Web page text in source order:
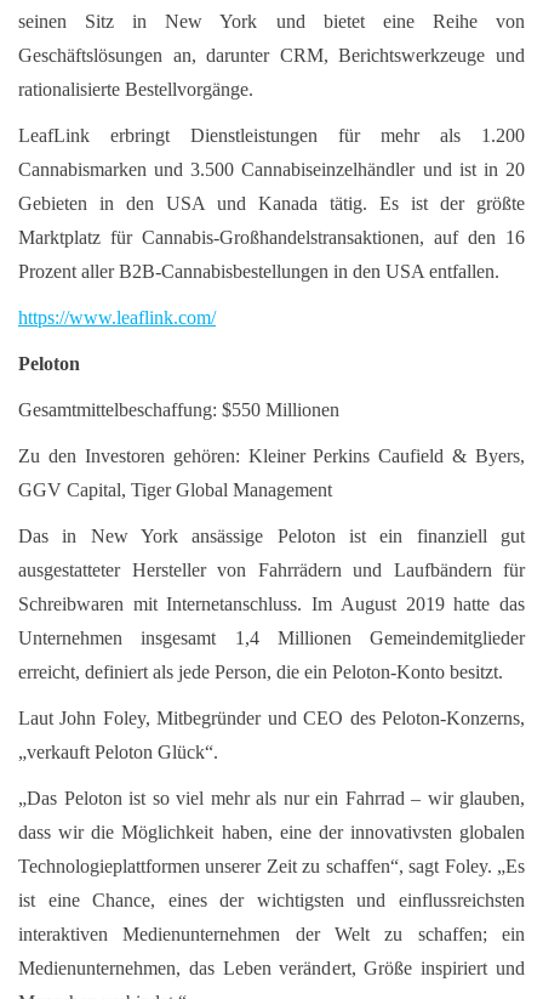
seinen Sitz in New York und bietet eine Reihe von
Geschäftslösungen an, darunter CRM, Berichtswerkzeuge und
rationalisierte Bestellvorgänge.
LeafLink erbringt Dienstleistungen für mehr als 1.200
Cannabismarken und 3.500 Cannabiseinzelhändler und ist in 20
Gebieten in den USA und Kanada tätig. Es ist der größte
Marktplatz für Cannabis-Großhandelstransaktionen, auf den 16
Prozent aller B2B-Cannabisbestellungen in den USA entfallen.
https://www.leaflink.com/
Peloton
Gesamtmittelbeschaffung: $550 Millionen
Zu den Investoren gehören: Kleiner Perkins Caufield & Byers,
GGV Capital, Tiger Global Management
Das in New York ansässige Peloton ist ein finanziell gut
ausgestatteter Hersteller von Fahrrädern und Laufbändern für
Schreibwaren mit Internetanschluss. Im August 2019 hatte das
Unternehmen insgesamt 1,4 Millionen Gemeindemitglieder
erreicht, definiert als jede Person, die ein Peloton-Konto besitzt.
Laut John Foley, Mitbegründer und CEO des Peloton-Konzerns,
„verkauft Peloton Glück“.
„Das Peloton ist so viel mehr als nur ein Fahrrad – wir glauben,
dass wir die Möglichkeit haben, eine der innovativsten globalen
Technologieplattformen unserer Zeit zu schaffen“, sagt Foley. „Es
ist eine Chance, eines der wichtigsten und einflussreichsten
interaktiven Medienunternehmen der Welt zu schaffen; ein
Medienunternehmen, das Leben verändert, Größe inspiriert und